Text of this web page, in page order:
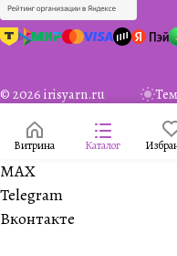
© 2026 irisyarn.ru
Витрина Каталог
MAX
Telegram
Вконтакте